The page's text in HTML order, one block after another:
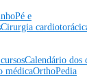
Pé e
Cirurgia
Calendário dos
médicaOrthoPedia